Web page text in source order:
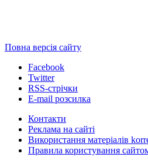
Повна версія сайту
Facebook
Twitter
RSS-стрічки
E-mail розсилка
Контакти
Реклама на сайті
Використання матеріалів
Правила користування